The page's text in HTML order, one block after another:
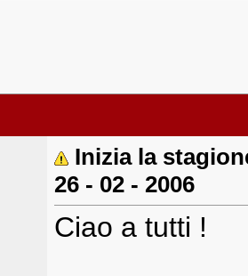
Inizia la
26 - 02 - 2006
Ciao a tutti !